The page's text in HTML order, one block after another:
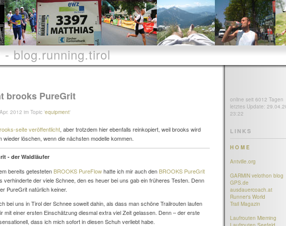
blog.running.tirol
brooks PureGrit
2012 im Topic 'equipment'
seite veröffentlicht, aber trotzdem hier ebenfalls reinkopiert, weil brooks wird
wieder löschen, wenn die nächsten modelle kommen.
- der Waldläufer
bereits getesteten BROOKS PureFlowhatte ich mir auch den BROOKS PureGrit
verhinderte der viele Schnee, den es heuer bei uns gab ein früheres Testen. Denn
PureGrit natürlich keiner.
bei uns in Tirol der Schnee soweit dahin, als dass man schöne Trailrouten laufen
mit einer ersten Einschätzung diesmal extra viel Zeit gelassen. Denn – der erste
dass ich mich sofort in diesen Schuh verliebt habe.
online seit 6012 Tagen
letztes Update:
23:22
LINKS
H O M E
Antville.org
GARMIN velothon blog
GPS.de
ausdauercoach.at
Runner's World
Trail Magazin
Laufrouten Mieming